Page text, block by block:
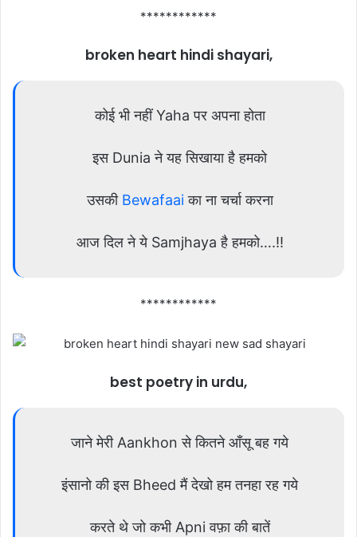
************
broken heart hindi shayari,
कोई भी नहीं Yaha पर अपना होता
इस Dunia ने यह सिखाया है हमको
उसकी Bewafaaiका ना चर्चा करना
आज दिल ने ये Samjhaya है हमको….!!
************
best poetry in urdu,
जाने मेरी Aankhon से कितने आँसू बह गये
इंसानो की इस Bheed मैं देखो हम तनहा रह गये
करते थे जो कभी Apni वफ़ा की बातें